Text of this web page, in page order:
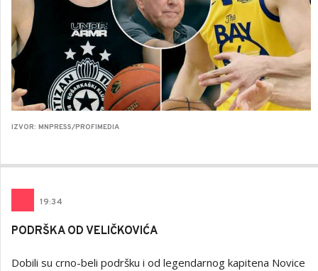
IZVOR: MNPRESS/PROFIMEDIA
19:34
PODRŠKA OD VELIČKOVIĆA
Dobili su crno-beli podršku i od legendarnog kapitena Novice